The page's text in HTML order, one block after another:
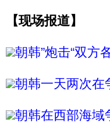
【现场报道】
朝韩”炮击“双方
朝韩一天两次在
朝韩在西部海域